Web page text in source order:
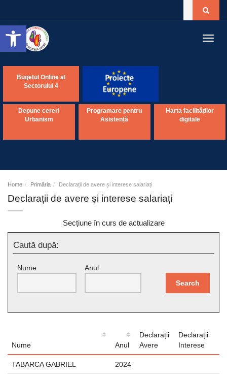
Open toolbar
Bugetul Online al
Sectorului 4
Depune cereri
Urbanism
Programare pentru
Asistență
Harta facilităților
digitale
Home Primăria Declarații de avere și interese salariați
Declarații de avere și interese salariați
Secțiune în curs de actualizare
Caută după:
Nume
Anul
Search
Nume Anul
Declarații
Avere
Declarații
Interese
TABARCA GABRIEL 2024